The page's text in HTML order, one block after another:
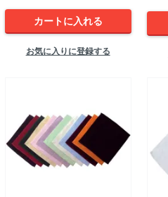
カートに入れる
お気に入りに登録する